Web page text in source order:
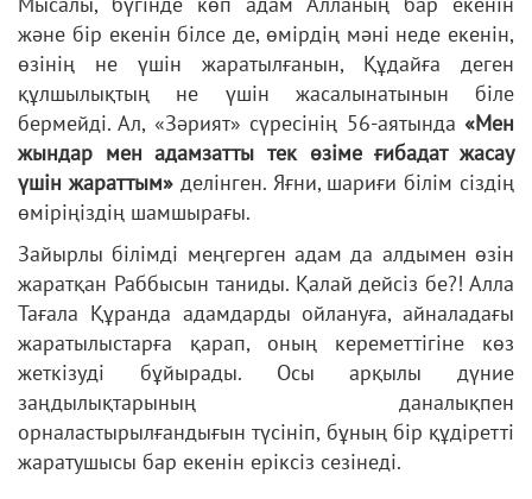
және бір екенін білсе де, өмірдің мәні неде екенін,
өзінің не үшін жаратылғанын, Құдайға деген
құлшылықтың не үшін жасалынатынын біле
бермейді. Ал, «Зәрият» сүресінің 56-аятында «Мен
жындар мен адамзатты тек өзіме ғибадат жасау
үшін жараттым»делінген. Яғни, шариғи білім сіздің
өміріңіздің шамшырағы.
Зайырлы білімді меңгерген адам да алдымен өзін
жаратқан Раббысын таниды. Қалай дейсіз бе?! Алла
Тағала Құранда адамдарды ойлануға, айналадағы
жаратылыстарға қарап, оның кереметтігіне көз
жеткізуді бұйырады. Осы арқылы дүние
заңдылықтарының даналықпен
орналастырылғандығын түсініп, бұның бір құдіретті
жаратушысы бар екенін еріксіз сезінеді.